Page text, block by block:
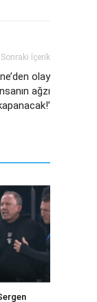
Sonraki İçerik
olay
ağzı